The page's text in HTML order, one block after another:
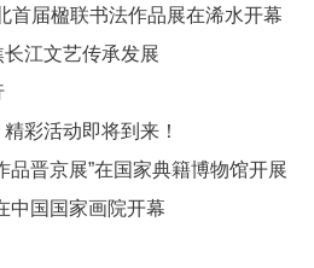
首届楹联书法作品展在浠水开幕
江文艺传承发展
彩活动即将到来！
晋京展”在国家典籍博物馆开展
中国国家画院开幕